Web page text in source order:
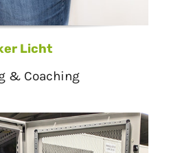
Licht
& Coaching